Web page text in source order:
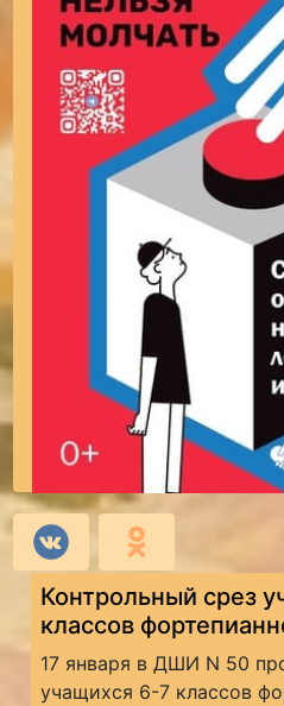
Контрольный срез
классов
17 января в ДШИ N 50
учащихся 6-7 классов